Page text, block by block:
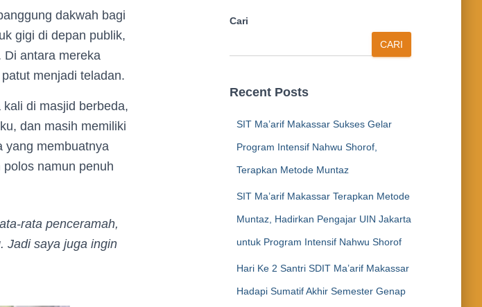
dakwah bagi
gigi di depan publik,
Di antara mereka
menjadi teladan.
di masjid berbeda,
dan masih memiliki
yang membuatnya
namun penuh
rata penceramah,
Jadi saya juga ingin
Cari
CARI
Recent Posts
SIT Ma’arif Makassar Sukses Gelar
Program Intensif Nahwu Shorof,
Terapkan Metode Muntaz
SIT Ma’arif Makassar Terapkan Metode
Muntaz, Hadirkan Pengajar UIN Jakarta
untuk Program Intensif Nahwu Shorof
Hari Ke 2 Santri SDIT Ma’arif Makassar
Hadapi Sumatif Akhir Semester Genap